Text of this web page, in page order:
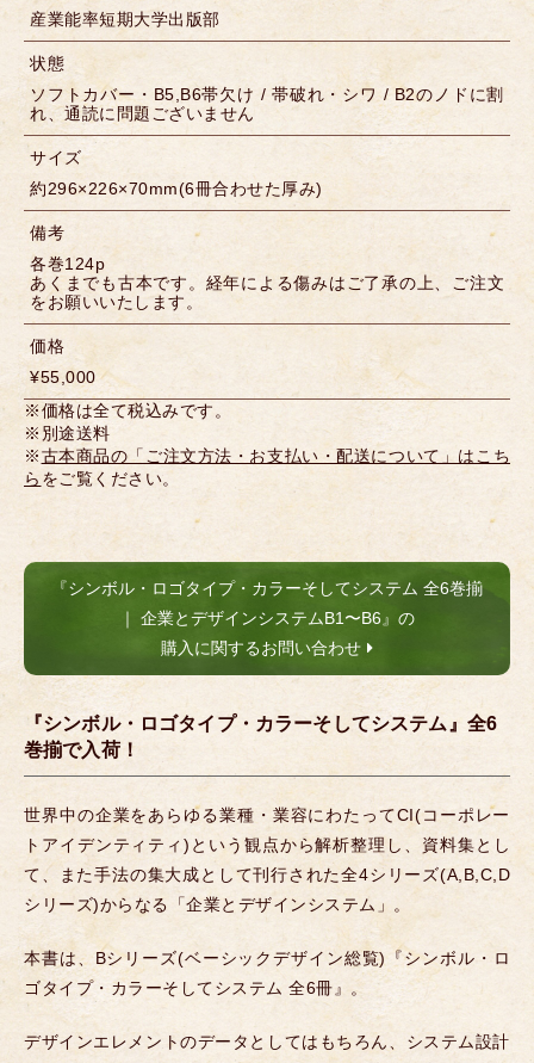
産業能率短期大学出版部
状態
ソフトカバー・B5,B6帯欠け / 帯破れ・シワ / B2のノドに割
れ、通読に問題ございません
サイズ
約296×226×70mm(6冊合わせた厚み)
備考
各巻124p
あくまでも古本です。経年による傷みはご了承の上、ご注文
をお願いいたします。
価格
¥55,000
※価格は全て税込みです。
※別途送料
※古本商品の「ご注文方法・お支払い・配送について」はこち
ら をご覧ください。
『シンボル・ロゴタイプ・カラーそしてシステム 全6巻揃
｜ 企業とデザインシステムB1〜B6』の
購入に関するお問い合わせ
『シンボル・ロゴタイプ・カラーそしてシステム』全6
巻揃で入荷！
世界中の企業をあらゆる業種・業容にわたってCI(コーポレー
トアイデンティティ)という観点から解析整理し、資料集とし
て、また手法の集大成として刊行された全4シリーズ(A,B,C,D
シリーズ)からなる「企業とデザインシステム」。
本書は、Bシリーズ(ベーシックデザイン総覧)『シンボル・ロ
ゴタイプ・カラーそしてシステム 全6冊』。
デザインエレメントのデータとしてはもちろん、システム設計